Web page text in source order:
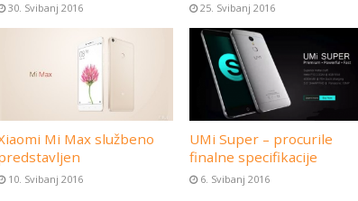
30. Svibanj 2016 25. Svibanj 2016
Mi Max službeno
10. Svibanj 2016
UMi Super – procurile
finalne specifikacije
6. Svibanj 2016